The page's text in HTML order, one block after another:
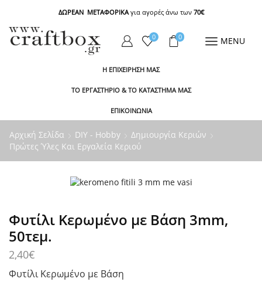
ΔΩΡΕΑΝ ΜΕΤΑΦΟΡΙΚΑγια αγορές άνω των 70€
0 0 MENU
Η ΕΠΙΧΕΙΡΗΣΗ ΜΑΣ
ΤΟ ΕΡΓΑΣΤΗΡΙΟ & ΤΟ ΚΑΤΑΣΤΗΜΑ ΜΑΣ
ΕΠΙΚΟΙΝΩΝΙΑ
Αρχική Σελίδα DIY - Hobby
Δημιουργία Κεριών
Πρώτες Ύλες Και Εργαλεία Κεριού
Φυτίλι Kερωμένο με Βάση 3mm,
50τεμ.
2,40€
Φυτίλι Kερωμένο με Βάση